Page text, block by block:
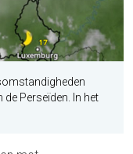
Perseïden. In het